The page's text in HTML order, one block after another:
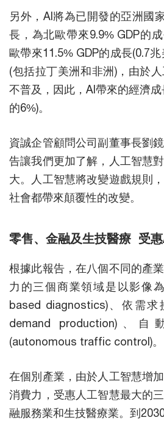
另外，AI將為已開發的亞洲國
長，為北歐帶來9.9% GDP的
歐帶來11.5% GDP的成長(0.7
(包括拉丁美洲和非洲)，由於
不普及，因此，AI帶來的經濟
的6%)。
資誠企管顧問公司副董事長劉
告讓我們更加了解，人工智慧
大。人工智慧將改變遊戲規則
社會都帶來顛覆性的改變。
零售、金融及生技醫療 受
根據此報告，在八個不同的產
力的三個商業領域是以影像
based diagnostics)、依需
demand production)、
(autonomous traffic control)。
在個別產業，由於人工智慧增
消費力，受惠人工智慧最大的
融服務業和生技醫療業。到